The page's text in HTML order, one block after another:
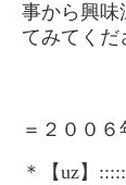
事から興味
てみてくだ
＝２００
＊【uz】